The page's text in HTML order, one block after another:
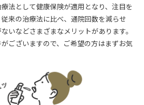
法として健康保険が適用となり、注目を
来の治療法に比べ、通院回数を減らせ
いなどさまざまなメリットがあります。
ございますので、ご希望の方はまずお気